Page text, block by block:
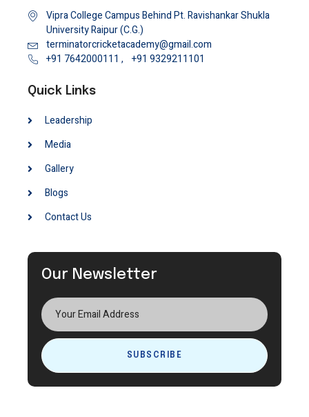
Vipra College Campus Behind Pt. Ravishankar Shukla
University Raipur (C.G.)
terminatorcricketacademy@gmail.com
+91 7642000111 ,
+91 9329211101
Quick Links
Leadership
Media
Gallery
Blogs
Contact Us
Our Newsletter
SUBSCRIBE